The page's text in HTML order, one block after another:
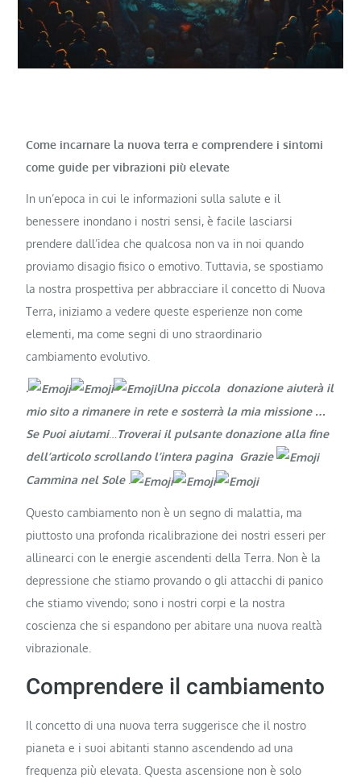
Come incarnare la nuova terra e comprendere i sintomi
come guide per vibrazioni più elevate
In un’epoca in cui le informazioni sulla salute e il
benessere inondano i nostri sensi, è facile lasciarsi
prendere dall’idea che qualcosa non va in noi quando
proviamo disagio fisico o emotivo. Tuttavia, se spostiamo
la nostra prospettiva per abbracciare il concetto di Nuova
Terra, iniziamo a vedere queste esperienze non come
elementi, ma come segni di uno straordinario
cambiamento evolutivo.
.
Una piccola donazione aiuterà il
mio sito a rimanere in rete e sosterrà la mia missione …
Se Puoi aiutami… Troverai il pulsante donazione alla fine
dell’articolo scrollando l’intera pagina Grazie
Cammina nel Sole.
Questo cambiamento non è un segno di malattia, ma
piuttosto una profonda ricalibrazione dei nostri esseri per
allinearci con le energie ascendenti della Terra. Non è la
depressione che stiamo provando o gli attacchi di panico
che stiamo vivendo; sono i nostri corpi e la nostra
coscienza che si espandono per abitare una nuova realtà
vibrazionale.
Comprendere il cambiamento
Il concetto di una nuova terra suggerisce che il nostro
pianeta e i suoi abitanti stanno ascendendo ad una
frequenza più elevata. Questa ascensione non è solo